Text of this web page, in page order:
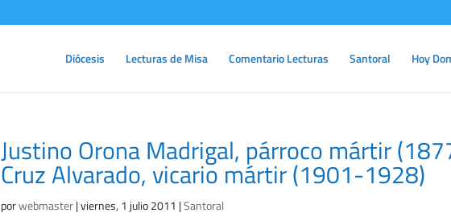
Diócesis Lecturas de Misa Comentario Lecturas Santoral Hoy
Justino Orona Madrigal, párroco mártir
Cruz Alvarado, vicario mártir (1901-1928)
porwebmaster|viernes, 1 julio 2011 |Santoral